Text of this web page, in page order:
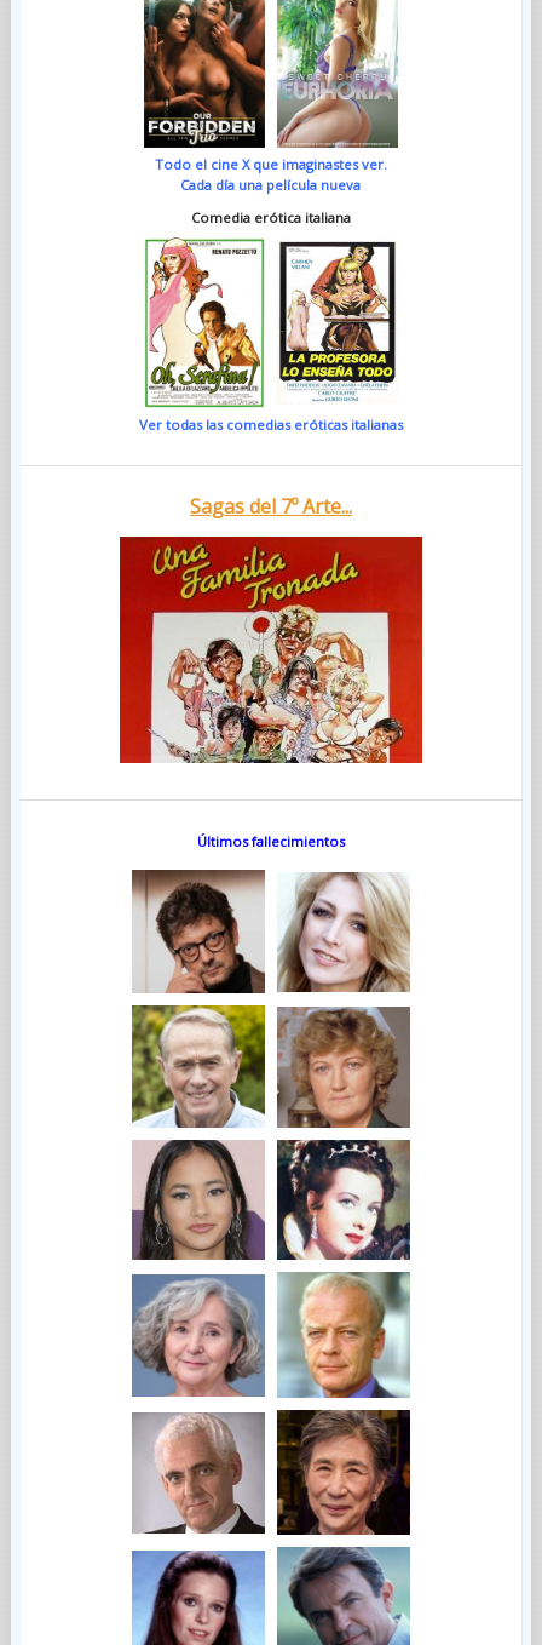
Todo el cine X que imaginastes ver.
Cada día una película nueva
Comedia erótica italiana
Ver todas las comedias eróticas italianas
Sagas del 7º Arte...
Últimos fallecimientos